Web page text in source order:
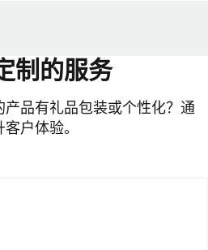
制的服务
品有礼品包装或个性化？通
户体验。